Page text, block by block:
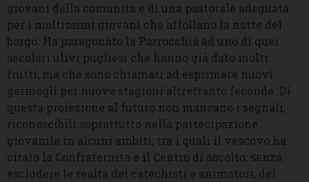
giovani della comunità e di una pastorale adeguata
per i moltissimi giovani che affollano la notte del
borgo. Ha paragonato la Parrocchia ad uno di quei
secolari ulivi pugliesi che hanno già dato molti
frutti, ma che sono chiamati ad esprimere nuovi
germogli per nuove stagioni altrettanto feconde. Di
questa proiezione al futuro non mancano i segnali,
riconoscibili soprattutto nella partecipazione
giovanile in alcuni ambiti, tra i quali il vescovo ha
citato la Confraternita e il Centro di ascolto, senza
escludere le realtà dei catechisti e animatori, del